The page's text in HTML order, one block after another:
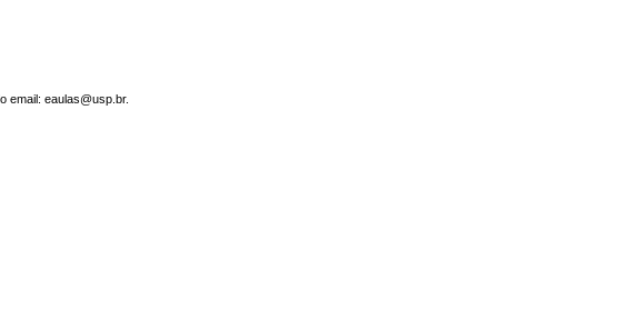
email: eaulas@usp.br.